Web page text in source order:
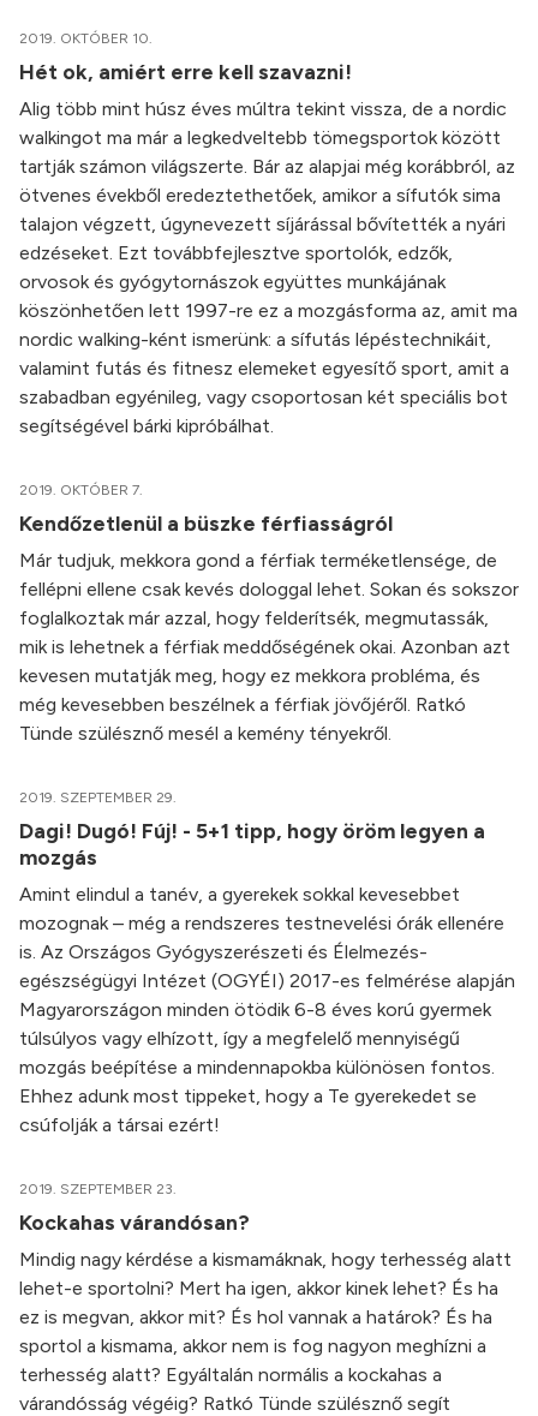
2019. OKTÓBER 10.
Hét ok, amiért erre kell szavazni!
Alig több mint húsz éves múltra tekint vissza, de a nordic
walkingot ma már a legkedveltebb tömegsportok között
tartják számon világszerte. Bár az alapjai még korábbról, az
ötvenes évekből eredeztethetőek, amikor a sífutók sima
talajon végzett, úgynevezett síjárással bővítették a nyári
edzéseket. Ezt továbbfejlesztve sportolók, edzők,
orvosok és gyógytornászok együttes munkájának
köszönhetően lett 1997-re ez a mozgásforma az, amit ma
nordic walking-ként ismerünk: a sífutás lépéstechnikáit,
valamint futás és fitnesz elemeket egyesítő sport, amit a
szabadban egyénileg, vagy csoportosan két speciális bot
segítségével bárki kipróbálhat.
2019. OKTÓBER 7.
Kendőzetlenül a büszke férfiasságról
Már tudjuk, mekkora gond a férfiak terméketlensége, de
fellépni ellene csak kevés dologgal lehet. Sokan és sokszor
foglalkoztak már azzal, hogy felderítsék, megmutassák,
mik is lehetnek a férfiak meddőségének okai. Azonban azt
kevesen mutatják meg, hogy ez mekkora probléma, és
még kevesebben beszélnek a férfiak jövőjéről. Ratkó
Tünde szülésznő mesél a kemény tényekről.
2019. SZEPTEMBER 29.
Dagi! Dugó! Fúj! - 5+1 tipp, hogy öröm legyen a
mozgás
Amint elindul a tanév, a gyerekek sokkal kevesebbet
mozognak – még a rendszeres testnevelési órák ellenére
is. Az Országos Gyógyszerészeti és Élelmezés-
egészségügyi Intézet (OGYÉI) 2017-es felmérése alapján
Magyarországon minden ötödik 6-8 éves korú gyermek
túlsúlyos vagy elhízott, így a megfelelő mennyiségű
mozgás beépítése a mindennapokba különösen fontos.
Ehhez adunk most tippeket, hogy a Te gyerekedet se
csúfolják a társai ezért!
2019. SZEPTEMBER 23.
Kockahas várandósan?
Mindig nagy kérdése a kismamáknak, hogy terhesség alatt
lehet-e sportolni? Mert ha igen, akkor kinek lehet? És ha
ez is megvan, akkor mit? És hol vannak a határok? És ha
sportol a kismama, akkor nem is fog nagyon meghízni a
terhesség alatt? Egyáltalán normális a kockahas a
várandósság végéig? Ratkó Tünde szülésznő segít